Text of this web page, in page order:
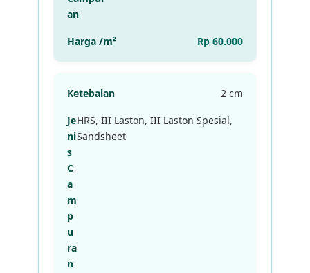
Rp 60.000
2 cm
HRS, III Laston, III Laston Spesial,
Sandsheet